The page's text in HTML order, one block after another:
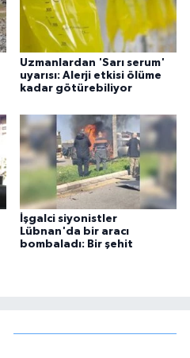
Uzmanlardan 'Sarı serum'
uyarısı: Alerji etkisi ölüme
kadar götürebiliyor
İşgalci siyonistler
Lübnan'da bir aracı
bombaladı: Bir şehit